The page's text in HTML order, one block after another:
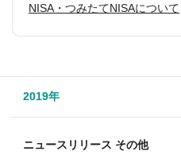
NISA・つみたてNISAについて
2019年
ニュースリリース その他